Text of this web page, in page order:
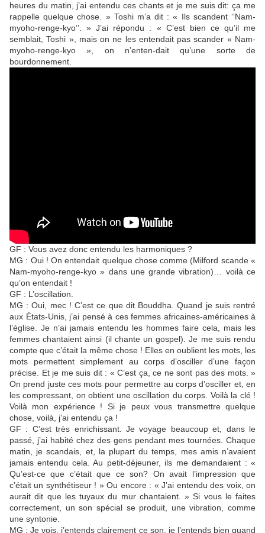
heures du matin, j’ai entendu ces chants et je me suis dit: ça me
rappelle quelque chose. » Toshi m’a dit : « Ils scandent ‘‘Nam-
myoho-renge-kyo’’. » J’ai répondu : « C’est bien ce qu’il me
semblait, Toshi », mais on ne les entendait pas scander « Nam-
myoho-renge-kyo », on n’enten-dait qu’une sorte de
bourdonnement.
GF : Vous avez donc entendu les harmoniques ?
MG : Oui ! On entendait quelque chose comme (Milford scande «
Nam-myoho-renge-kyo » dans une grande vibration)… voilà ce
qu’on entendait !
GF : L’oscillation.
MG : Oui, mec ! C’est ce que dit Bouddha. Quand je suis rentré
aux États-Unis, j’ai pensé à ces femmes africaines-américaines à
l’église. Je n’ai jamais entendu les hommes faire cela, mais les
femmes chantaient ainsi (il chante un gospel). Je me suis rendu
compte que c’était la même chose ! Elles en oublient les mots, les
mots permettent simplement au corps d’osciller d’une façon
précise. Et je me suis dit : « C’est ça, ce ne sont pas des mots. »
On prend juste ces mots pour permettre au corps d’osciller et, en
les compressant, on obtient une oscillation du corps. Voilà la clé !
Voilà mon expérience ! Si je peux vous transmettre quelque
chose, voilà, j’ai entendu ça !
GF : C’est très enrichissant. Je voyage beaucoup et, dans le
passé, j’ai habité chez des gens pendant mes tournées. Chaque
matin, je scandais, et, la plupart du temps, mes amis n’avaient
jamais entendu cela. Au petit-déjeuner, ils me demandaient : «
Qu’est-ce que c’était que ce son? On avait l’impression que
c’était un synthétiseur ! » Ou encore : « J’ai entendu des voix, on
aurait dit que les tuyaux du mur chantaient. » Si vous le faites
correctement, un son spécial se produit, une vibration, comme
une syntonie.
MG : Je vois, j’entends clairement ce son, je l’entends bien quand